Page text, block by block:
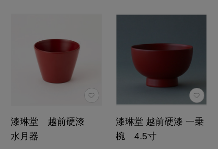
漆琳堂 越前硬漆
水月器
漆琳堂 越前硬漆 一乗
椀 4.5寸